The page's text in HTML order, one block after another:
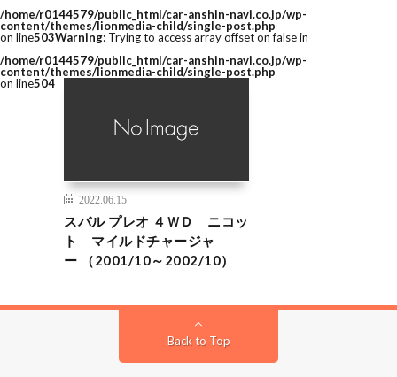
/home/r0144579/public_html/car-anshin-navi.co.jp/wp-
content/themes/lionmedia-child/single-post.php
on line503Warning: Trying to access array offset on false in
/home/r0144579/public_html/car-anshin-navi.co.jp/wp-
content/themes/lionmedia-child/single-post.php
on line504
2022.06.15
スバル プレオ ４ＷＤ ニコッ
ト マイルドチャージャ
ー （2001/10～2002/10）
Back to Top